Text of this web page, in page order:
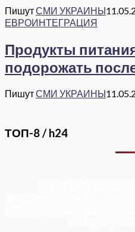
ПишутСМИ УКРАИНЫ
ЕВРОИНТЕГРАЦИЯ
Продукты
подорожать
ПишутСМИ УКРАИНЫ
ТОП-8 / h24